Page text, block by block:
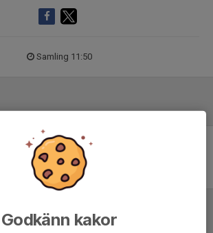
Samling 11:50
Ingen uppställning ifylld
Godkänn kakor